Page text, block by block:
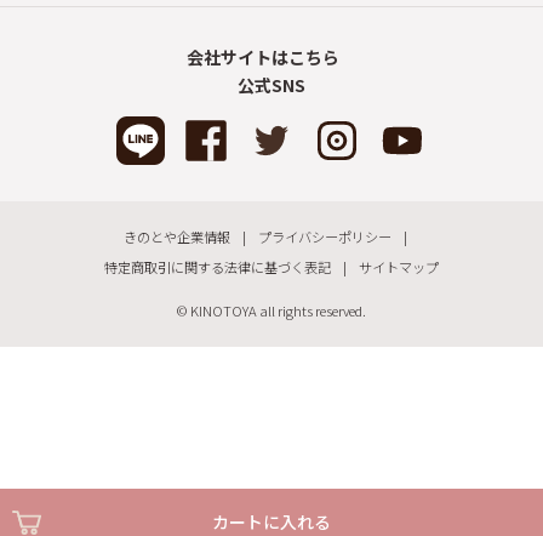
カートに入れる
会社サイトはこちら
公式SNS
きのとや企業情報
プライバシーポリシー
特定商取引に関する法律に基づく表記
サイトマップ
© KINOTOYA all rights reserved.